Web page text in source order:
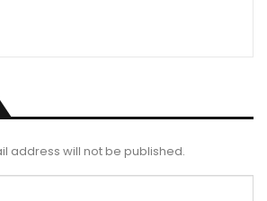
address will not be published.